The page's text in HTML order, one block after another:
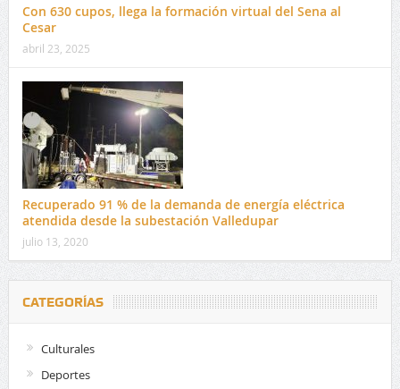
Con 630 cupos, llega la formación virtual del Sena al
Cesar
abril 23, 2025
Recuperado 91 % de la demanda de energía eléctrica
atendida desde la subestación Valledupar
julio 13, 2020
CATEGORÍAS
Culturales
Deportes